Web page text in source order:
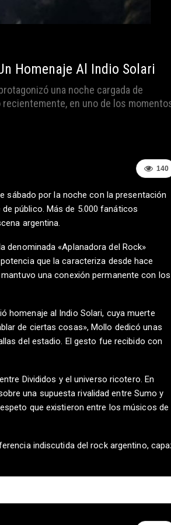
Homenaje Al Indio Solari
una noche cargada de
en uno de los
140
sábado por la noche con la presentación
público. Más de 5.000 fanáticos
argentina.
denominada «Aplanadora del Rock»
que la caracteriza desde hace
una conexión permanente con los
homenaje al Indio Solari, cuya muerte
de ciertas cosas», Mollo dedicó unas
del estadio. El gesto fue recibido con
Divididos y el universo ricotero. En
una supuesta rivalidad entre Sumo y
que existieron entre los músicos de
indiscutida del rock argentino,